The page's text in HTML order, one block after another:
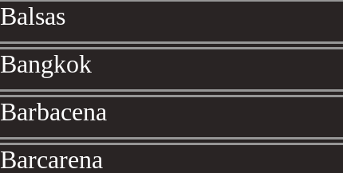
Balsas
Bangkok
Barbacena
Barcarena